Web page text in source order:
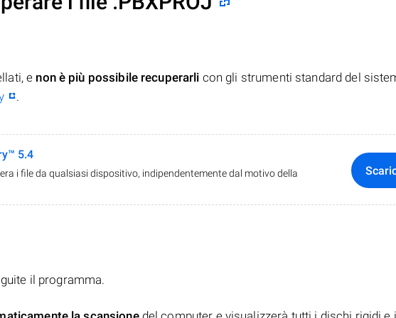
e non è più possibile recuperarli con gli strumenti standard del
.
5.4
i file da qualsiasi dispositivo, indipendentemente dal motivo della
il programma.